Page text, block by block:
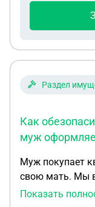
Раздел
Как
муж
Муж покупает
свою мать. Мы в
По
Показать